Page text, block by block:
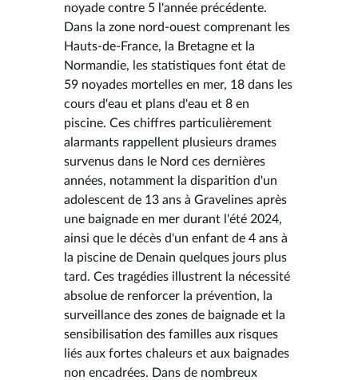
noyade contre 5 l'année précédente.
Dans la zone nord-ouest comprenant les
Hauts-de-France, la Bretagne et la
Normandie, les statistiques font état de
59 noyades mortelles en mer, 18 dans les
cours d'eau et plans d'eau et 8 en
piscine. Ces chiffres particulièrement
alarmants rappellent plusieurs drames
survenus dans le Nord ces dernières
années, notamment la disparition d'un
adolescent de 13 ans à Gravelines après
une baignade en mer durant l'été 2024,
ainsi que le décès d'un enfant de 4 ans à
la piscine de Denain quelques jours plus
tard. Ces tragédies illustrent la nécessité
absolue de renforcer la prévention, la
surveillance des zones de baignade et la
sensibilisation des familles aux risques
liés aux fortes chaleurs et aux baignades
non encadrées. Dans de nombreux